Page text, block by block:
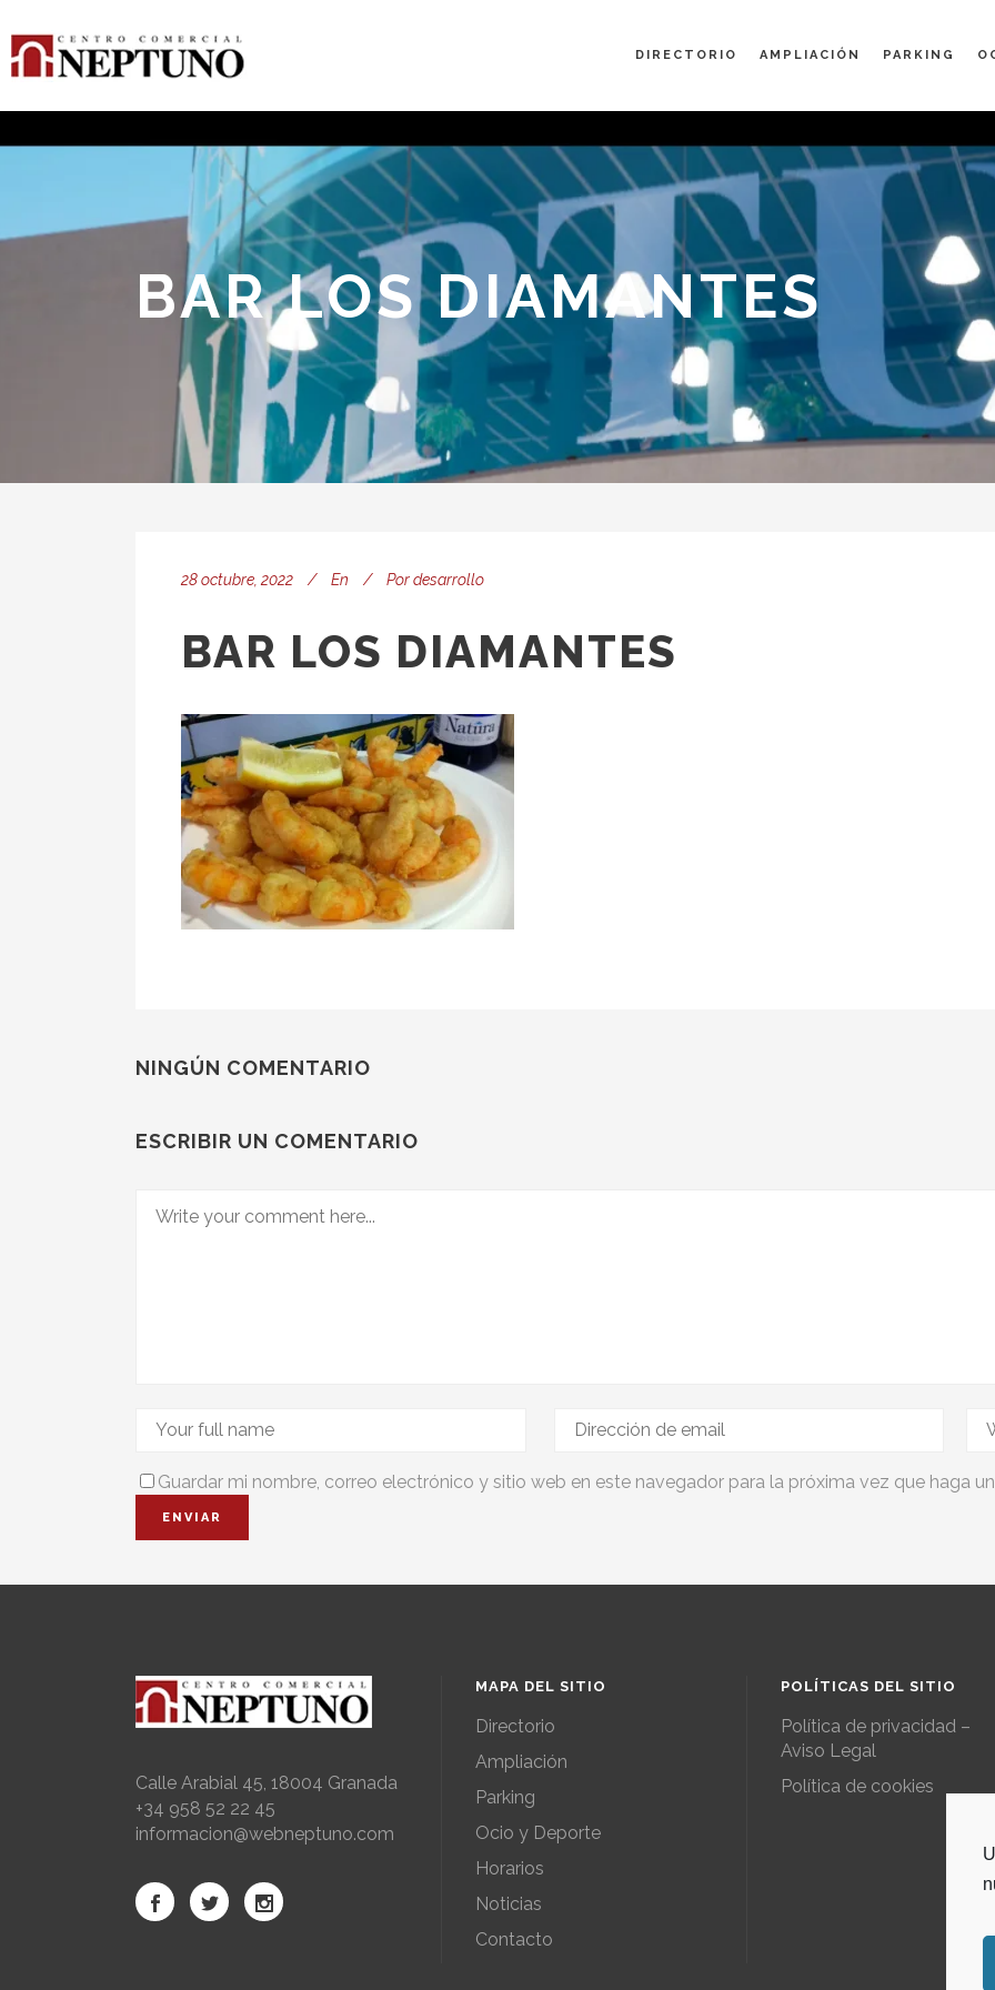
DIRECTORIO AMPLIACIÓN PARKING
BAR LOS DIAMANTES
28 octubre, 2022 En Pordesarrollo
BAR LOS DIAMANTES
NINGÚN COMENTARIO
ESCRIBIR UN COMENTARIO
Guardar mi nombre, correo electrónico y sitio web en este navegador para la próxima vez que haga
Calle Arabial 45, 18004 Granada
+34 958 52 22 45
informacion@webneptuno.com
MAPA DEL SITIO
Directorio
Ampliación
Parking
Ocio y Deporte
Horarios
Noticias
Contacto
POLÍTICAS DEL SITIO
Política de privacidad –
Aviso Legal
Política de cookies